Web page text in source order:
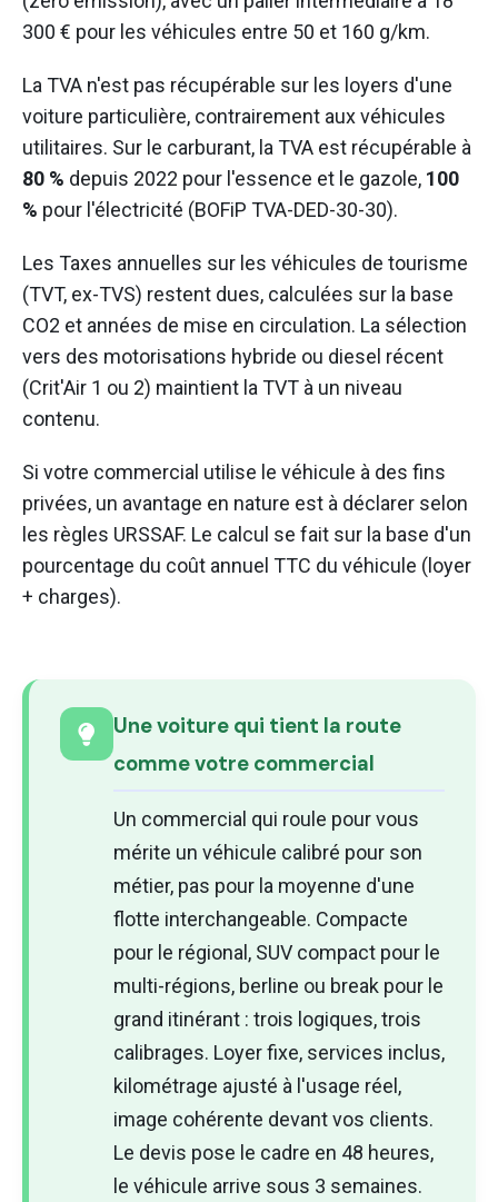
300 € pour les véhicules entre 50 et 160 g/km.
La TVA n'est pas récupérable sur les loyers d'une
voiture particulière, contrairement aux véhicules
utilitaires. Sur le carburant, la TVA est récupérable à
80 % depuis 2022 pour l'essence et le gazole, 100
% pour l'électricité (BOFiP TVA-DED-30-30).
Les Taxes annuelles sur les véhicules de tourisme
(TVT, ex-TVS) restent dues, calculées sur la base
CO2 et années de mise en circulation. La sélection
vers des motorisations hybride ou diesel récent
(Crit'Air 1 ou 2) maintient la TVT à un niveau
contenu.
Si votre commercial utilise le véhicule à des fins
privées, un avantage en nature est à déclarer selon
les règles URSSAF. Le calcul se fait sur la base d'un
pourcentage du coût annuel TTC du véhicule (loyer
+ charges).
Une voiture qui tient la route
comme votre commercial
Un commercial qui roule pour vous
mérite un véhicule calibré pour son
métier, pas pour la moyenne d'une
flotte interchangeable. Compacte
pour le régional, SUV compact pour le
multi-régions, berline ou break pour le
grand itinérant : trois logiques, trois
calibrages. Loyer fixe, services inclus,
kilométrage ajusté à l'usage réel,
image cohérente devant vos clients.
Le devis pose le cadre en 48 heures,
le véhicule arrive sous 3 semaines.